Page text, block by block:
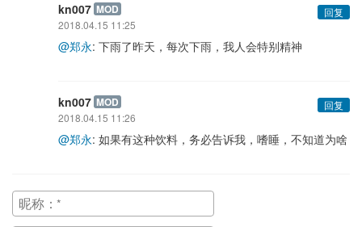
kn007 MOD
回复
2018.04.15 11:25
@郑永: 下雨了昨天，每次下雨，我人会特别精神
kn007 MOD
回复
2018.04.15 11:26
@郑永: 如果有这种饮料，务必告诉我，嗜睡，不知道为啥
昵称：